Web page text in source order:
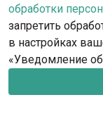
обработки
запретить
в настройках
«Уведомление